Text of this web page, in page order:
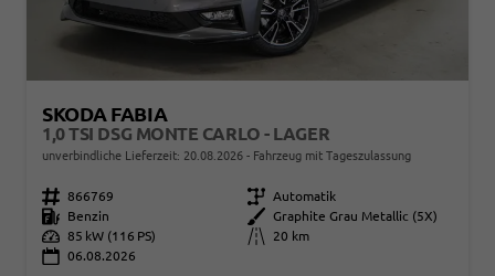
SKODA FABIA
1,0 TSI DSG MONTE CARLO - LAGER
unverbindliche Lieferzeit: 20.08.2026 Fahrzeug mit Tageszulassung
Fahrzeugnr. 866769 Getriebe Automatik
Kraftstoff
Benzin Außenfarbe
Graphite Grau Metallic (5X)
Leistung 85 kW (116 PS) Kilometerstand
20 km
06.08.2026